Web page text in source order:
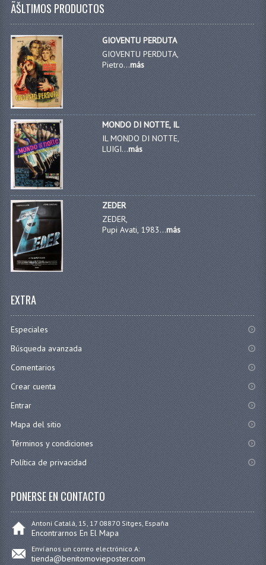
ÃŠLTIMOS PRODUCTOS
GIOVENTU PERDUTA
GIOVENTU PERDUTA,
Pietro...más
MONDO DI NOTTE, IL
IL MONDO DI NOTTE,
LUIGI...más
ZEDER
ZEDER,
Pupi Avati, 1983...más
EXTRA
Especiales
Búsqueda avanzada
Comentarios
Crear cuenta
Entrar
Mapa del sitio
Términos y condiciones
Política de privacidad
PONERSE EN CONTACTO
Antoni Catalá, 15, 17 08870 Sitges, España
Encontrarnos En El Mapa
Envíanos un correo electrónico A:
tienda@benitomovieposter.com